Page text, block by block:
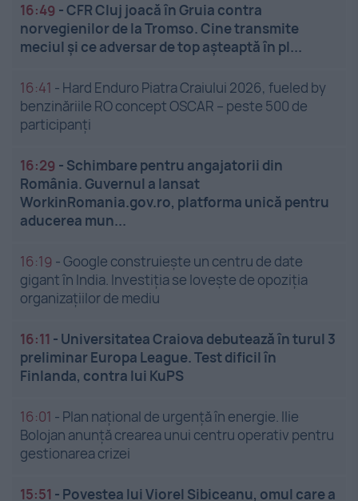
16:49 -CFR Cluj joacă în Gruia contra
norvegienilor de la Tromso. Cine transmite
meciul și ce adversar de top așteaptă în pl...
16:41 - Hard Enduro Piatra Craiului 2026, fueled by
benzinăriile RO concept OSCAR – peste 500 de
participanți
16:29 - Schimbare pentru angajatorii din
România. Guvernul a lansat
WorkinRomania.gov.ro, platforma unică pentru
aducerea mun...
16:19 -Google construiește un centru de date
gigant în India. Investiția se lovește de opoziția
organizațiilor de mediu
16:11 - Universitatea Craiova debutează în turul 3
preliminar Europa League. Test dificil în
Finlanda, contra lui KuPS
16:01 - Plan național de urgență în energie. Ilie
Bolojan anunță crearea unui centru operativ pentru
gestionarea crizei
15:51 - Povestea lui Viorel Sibiceanu, omul care a